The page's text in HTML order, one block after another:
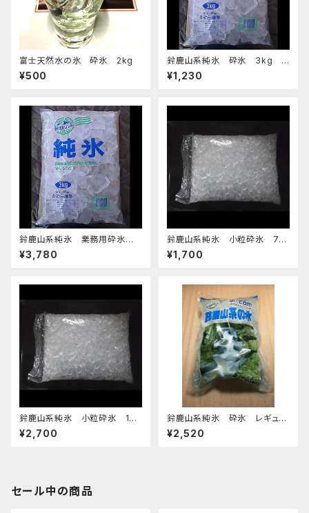
富士天然水の氷 砕氷 2kg
¥500
鈴鹿山系純氷 砕氷 3kg
おすすめ
¥1,230
鈴鹿山系純氷 業務用砕氷 1
4.4kg
¥3,780
鈴鹿山系純氷 小粒砕氷 7k
g
¥1,700
鈴鹿山系純氷 小粒砕氷 14k
g
¥2,700
鈴鹿山系純氷 砕氷 レギュラ
ーサイズ 1.1kg 9袋 9.9kg
¥2,520
セール中の商品